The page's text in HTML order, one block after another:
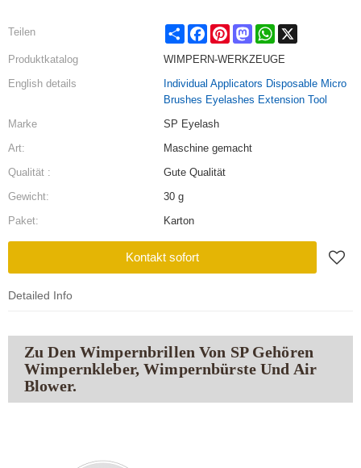
Teilen Share FacebookPinterestMastodonWhatsApp
Produktkatalog
WIMPERN-WERKZEUGE
English details
Individual Applicators Disposable Micro
Brushes Eyelashes Extension Tool
Marke
SP Eyelash
Art:
Maschine gemacht
Qualität :
Gute Qualität
Gewicht:
30 g
Paket:
Karton
Kontakt sofort
Detailed Info
Zu Den Wimpernbrillen Von SP Gehören
Wimpernkleber, Wimpernbürste Und Air
Blower.